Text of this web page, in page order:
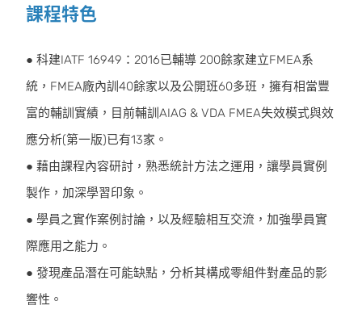
課程特色
● 科建IATF 16949：2016已輔導 200餘家建立FMEA系
統，FMEA廠內訓40餘家以及公開班60多班，擁有相當豐
富的輔訓實績，目前輔訓AIAG & VDA FMEA失效模式與效
應分析(第一版)已有13家。
● 藉由課程內容研討，熟悉統計方法之運用，讓學員實例
製作，加深學習印象。
● 學員之實作案例討論，以及經驗相互交流，加強學員實
際應用之能力。
● 發現產品潛在可能缺點，分析其構成零組件對產品的影
響性。